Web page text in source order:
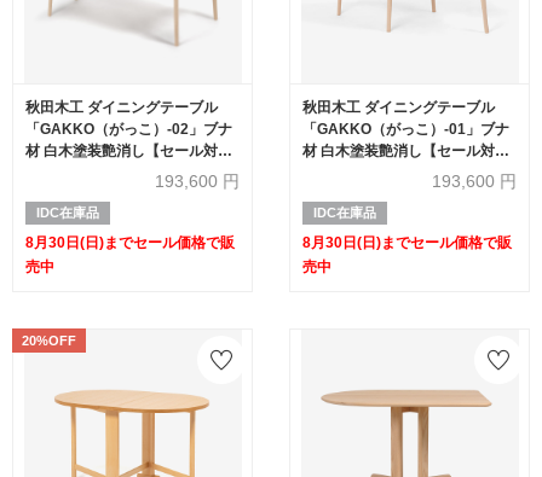
秋田木工 ダイニングテーブル
「GAKKO（がっこ）-02」ブナ
材 白木塗装艶消し【セール対象
193,600 円
IDC在庫品
8月30日(日)までセール価格で販
売中
秋田木工 ダイニングテーブル
「GAKKO（がっこ）-01」ブナ
材 白木塗装艶消し【セール対象
193,600 円
IDC在庫品
8月30日(日)までセール価格で販
売中
20%OFF